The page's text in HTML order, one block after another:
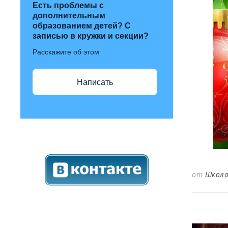
Есть проблемы с
дополнительным
образованием детей? С
записью в кружки и секции?
Расскажите об этом
Написать
от